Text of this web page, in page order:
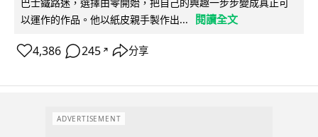
以運作的作品。他以紙皮親手製作出...
閱讀全文
4,386 245 ↗ 分享
ADVERTISEMENT